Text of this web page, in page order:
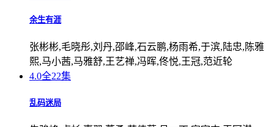
余生有涯
张彬彬,毛晓彤,刘丹,邵峰,石云鹏,杨雨希,于滨,陆忠,陈雅
熙,马小茜,马雅舒,王艺禅,冯晖,佟悦,王冠,范近轮
4.0全22集
乱码迷局